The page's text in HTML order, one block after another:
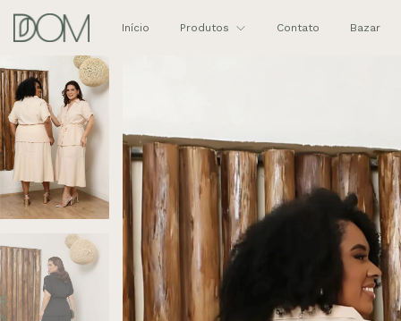
Início Produtos Contato Bazar